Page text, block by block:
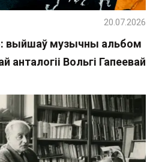
выйшаў музычны альбом
анталогіі Вольгі Гапеевай
20.07.2026